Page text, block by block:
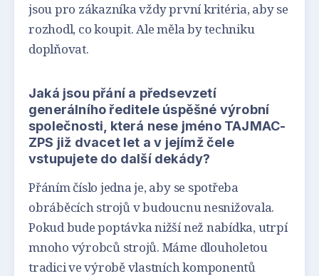
jsou pro zákazníka vždy první kritéria, aby se
rozhodl, co koupit. Ale měla by techniku
doplňovat.
Jaká jsou přání a předsevzetí
generálního ředitele úspěšné výrobní
společnosti, která nese jméno TAJMAC-
ZPS již dvacet let a v jejímž čele
vstupujete do další dekády?
Přáním číslo jedna je, aby se spotřeba
obráběcích strojů v budoucnu nesnižovala.
Pokud bude poptávka nižší než nabídka, utrpí
mnoho výrobců strojů. Máme dlouholetou
tradici ve výrobě vlastních komponentů